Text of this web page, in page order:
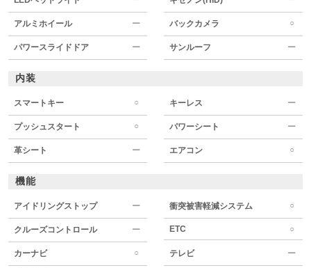
アルミホイール ー バックカメラ ○
パワースライドドア ー サンルーフ ー
内装
スマートキー ○ キーレス ー
プッシュスタート ○ パワーシート ー
革シート ー エアコン ○
機能
アイドリングストップ ー 衝突被害軽減システム ○
クルーズコントロール ー ETC ○
カーナビ ○ テレビ ー